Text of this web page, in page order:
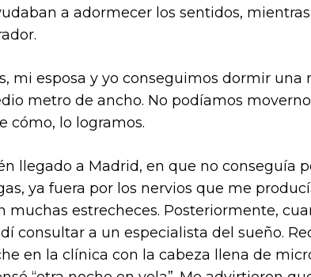
a adormecer los sentidos,
mi esposa y yo conseguimos dormir
metro de ancho. No podíamos
cómo, lo logramos.
llegado a Madrid, en que no conseguía
ya fuera por los nervios que me
muchas estrecheces. Posteriormente,
consultar a un especialista del sueño.
en la clínica con la cabeza llena de